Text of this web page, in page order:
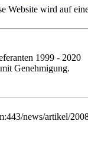
Website wird auf
1999 - 2020
Genehmigung.
news/artikel/